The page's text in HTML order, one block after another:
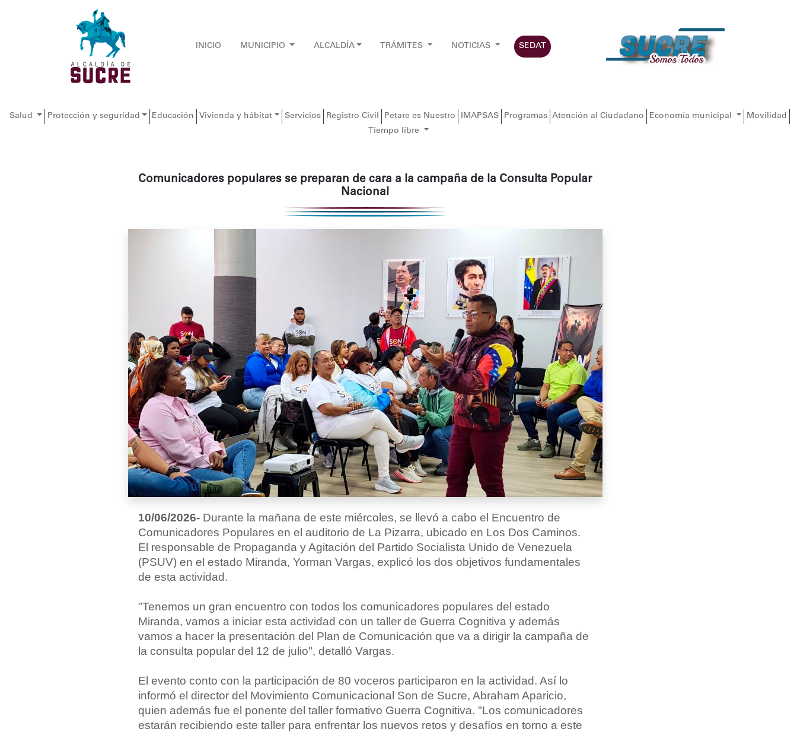
INICIO MUNICIPIO ALCALDÍA TRÁMITES NOTICIAS SEDAT
Salud Protección y seguridad Educación Vivienda y hábitat Servicios Registro Civil Petare es Nuestro IMAPSAS Programas Atención al Ciudadano Economía municipal
Movilidad
Tiempo libre
Comunicadores populares se preparan de cara a la campaña de la Consulta Popular
Nacional
10/06/2026- Durante la mañana de este miércoles, se llevó a cabo el Encuentro de
Comunicadores Populares en el auditorio de La Pizarra, ubicado en Los Dos Caminos.
El responsable de Propaganda y Agitación del Partido Socialista Unido de Venezuela
(PSUV) en el estado Miranda, Yorman Vargas, explicó los dos objetivos fundamentales
de esta actividad.
"Tenemos un gran encuentro con todos los comunicadores populares del estado
Miranda, vamos a iniciar esta actividad con un taller de Guerra Cognitiva y además
vamos a hacer la presentación del Plan de Comunicación que va a dirigir la campaña de
la consulta popular del 12 de julio", detalló Vargas.
El evento conto con la participación de 80 voceros participaron en la actividad. Así lo
informó el director del Movimiento Comunicacional Son de Sucre, Abraham Aparicio,
quien además fue el ponente del taller formativo Guerra Cognitiva. "Los comunicadores
estarán recibiendo este taller para enfrentar los nuevos retos y desafíos en torno a este